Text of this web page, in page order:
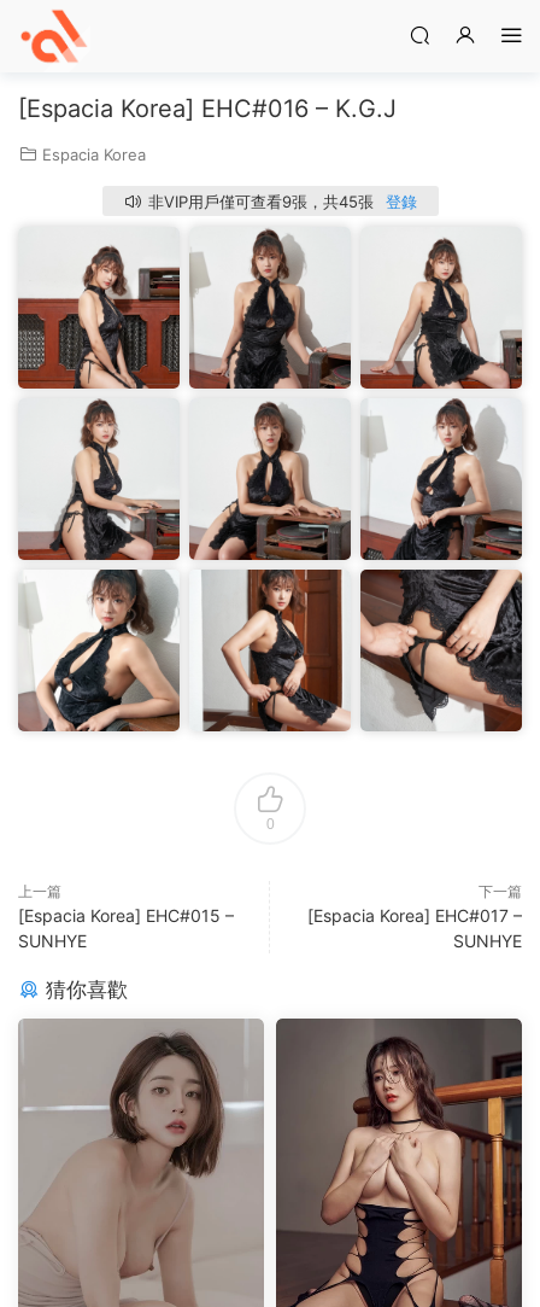
[Espacia Korea] EHC#016 – K.G.J
Espacia Korea
非VIP用戶僅可查看9張，共45張 登錄
0
上一篇
[Espacia Korea] EHC#015 –
SUNHYE
下一篇
[Espacia Korea] EHC#017 –
SUNHYE
猜你喜歡